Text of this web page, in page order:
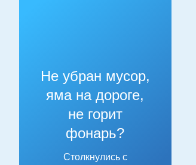
Не убран мусор,
яма на дороге,
не горит
фонарь?
Столкнулись с